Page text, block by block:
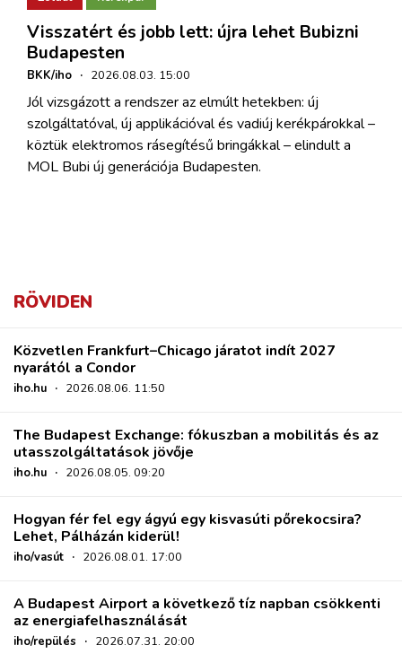
Visszatért és jobb lett: újra lehet Bubizni
Budapesten
BKK/iho · 2026.08.03. 15:00
Jól vizsgázott a rendszer az elmúlt hetekben: új
szolgáltatóval, új applikációval és vadiúj kerékpárokkal –
köztük elektromos rásegítésű bringákkal – elindult a
MOL Bubi új generációja Budapesten.
RÖVIDEN
Közvetlen Frankfurt–Chicago járatot indít 2027
nyarától a Condor
iho.hu · 2026.08.06. 11:50
The Budapest Exchange: fókuszban a mobilitás és az
utasszolgáltatások jövője
iho.hu · 2026.08.05. 09:20
Hogyan fér fel egy ágyú egy kisvasúti pőrekocsira?
Lehet, Pálházán kiderül!
iho/vasút · 2026.08.01. 17:00
A Budapest Airport a következő tíz napban csökkenti
az energiafelhasználását
iho/repülés · 2026.07.31. 20:00